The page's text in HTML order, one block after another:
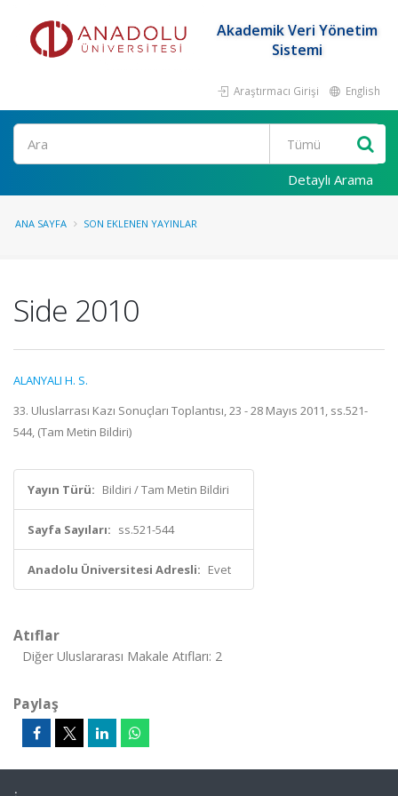
Akademik Veri Yönetim
Sistemi
Araştırmacı Girişi English
Ara
Detaylı Arama
ANA SAYFA SON EKLENEN YAYINLAR
Side 2010
ALANYALI H. S.
33. Uluslarrası Kazı Sonuçları Toplantısı, 23 - 28 Mayıs 2011, ss.521-
544, (Tam Metin Bildiri)
Yayın Türü: Bildiri / Tam Metin Bildiri
Sayfa Sayıları: ss.521-544
Anadolu Üniversitesi Adresli: Evet
Atıflar
Diğer Uluslararası Makale Atıfları: 2
Paylaş